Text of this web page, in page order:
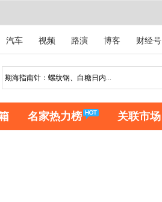
汽车 视频 路演 博客 财经号
名家热力榜 关联市场